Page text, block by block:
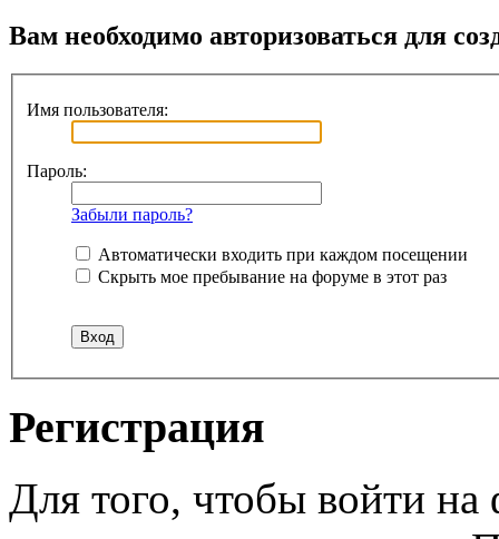
Вам необходимо авторизоваться для
Имя пользователя:
Пароль:
Забыли пароль?
Автоматически входить при каждом посещении
Скрыть мое пребывание на форуме в этот раз
Регистрация
Для того, чтобы войти